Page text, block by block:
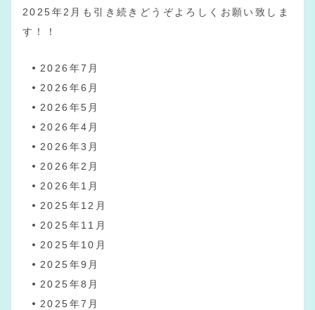
2025年2月も引き続きどうぞよろしくお願い致しま
す！！
2026年7月
2026年6月
2026年5月
2026年4月
2026年3月
2026年2月
2026年1月
2025年12月
2025年11月
2025年10月
2025年9月
2025年8月
2025年7月